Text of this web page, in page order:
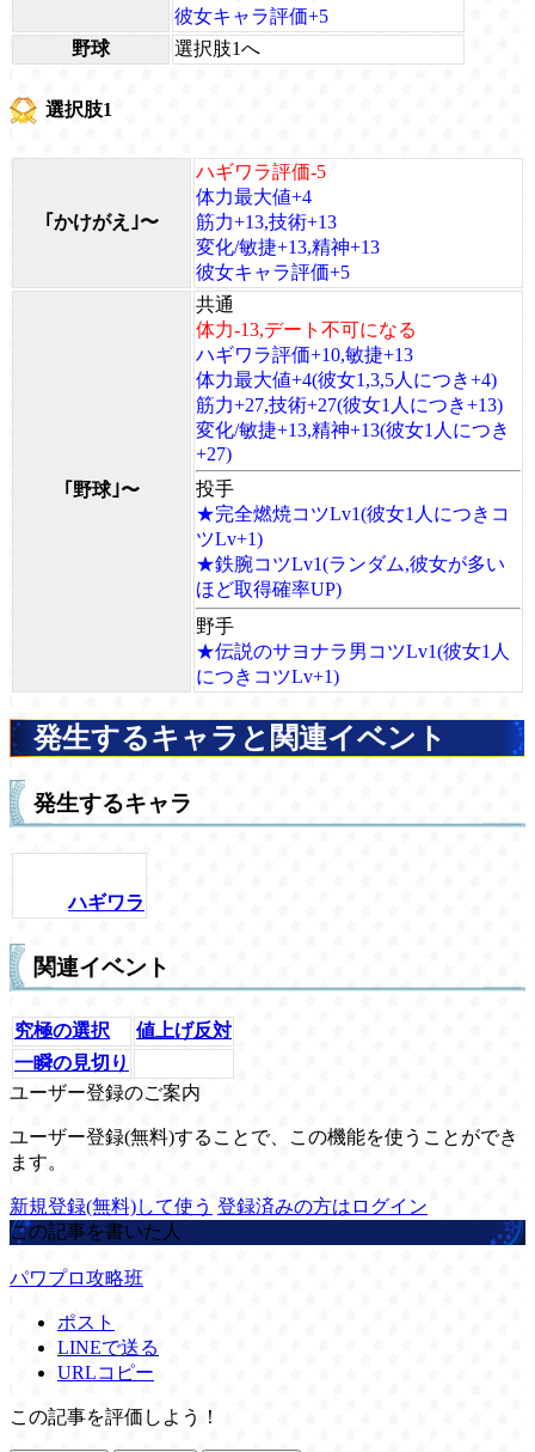
彼女キャラ評価+5
野球
選択肢1へ
選択肢1
｢かけがえ｣〜
ハギワラ評価-5
体力最大値+4
筋力+13,技術+13
変化/敏捷+13,精神+13
彼女キャラ評価+5
｢野球｣〜
共通
体力-13,デート不可になる
ハギワラ評価+10,敏捷+13
体力最大値+4(彼女1,3,5人につき+4)
筋力+27,技術+27(彼女1人につき+13)
変化/敏捷+13,精神+13(彼女1人につき
+27)
投手
★完全燃焼コツLv1(彼女1人につきコ
ツLv+1)
★鉄腕コツLv1(ランダム,彼女が多い
ほど取得確率UP)
野手
★伝説のサヨナラ男コツLv1(彼女1人
につきコツLv+1)
発生するキャラと関連イベント
発生するキャラ
ハギワラ
関連イベント
究極の選択
値上げ反対
一瞬の見切り
ユーザー登録のご案内
ユーザー登録(無料)することで、この機能を使うことができ
ます。
新規登録(無料)して使う 登録済みの方はログイン
この記事を書いた人
パワプロ攻略班
ポスト
LINEで送る
URLコピー
この記事を評価しよう！